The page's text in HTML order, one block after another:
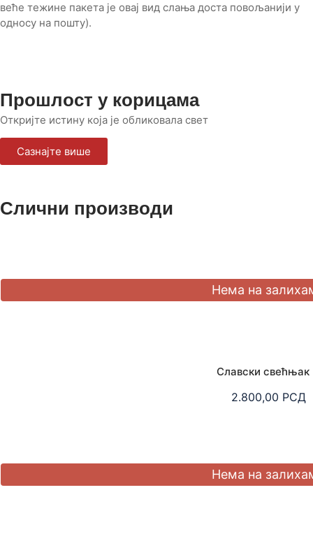
веће тежине пакета је овај вид слања доста повољанији у
односу на пошту).
Прошлост у корицама
Откријте истину која је обликовала свет
Сазнајте више
Слични производи
Славски свећњак
2.800,00 РСД